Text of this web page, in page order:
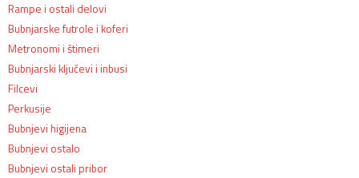
Rampe i ostali delovi
Bubnjarske futrole i koferi
Metronomi i štimeri
Bubnjarski ključevi i inbusi
Filcevi
Perkusije
Bubnjevi higijena
Bubnjevi ostalo
Bubnjevi ostali pribor